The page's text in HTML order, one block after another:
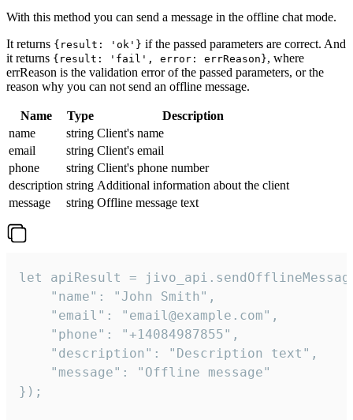
With this method you can send a message in the offline chat mode.
It returns {result: 'ok'} if the passed parameters are correct. And
it returns {result: 'fail', error: errReason}, where
errReason is the validation error of the passed parameters, or the
reason why you can not send an offline message.
Name Type
Description
name
string Client's name
email
string Client's email
phone
string Client's phone number
description string Additional information about the client
message
string Offline message text
let apiResult =
    "name": "John Smith",
    "email": "email@example.com",
    "phone": "+14084987855",
    "description": "Description text",
    "message": "Offline message"
});